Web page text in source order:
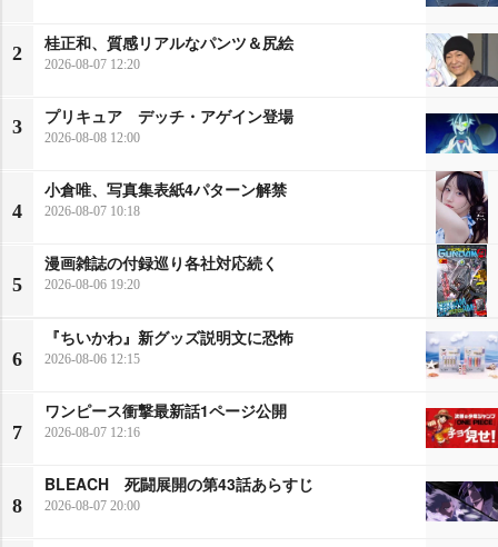
2
桂正和、質感リアルなパンツ＆尻絵
2026-08-07 12:20
3
プリキュア デッチ・アゲイン登場
2026-08-08 12:00
4
小倉唯、写真集表紙4パターン解禁
2026-08-07 10:18
5
漫画雑誌の付録巡り各社対応続く
2026-08-06 19:20
6
『ちいかわ』新グッズ説明文に恐怖
2026-08-06 12:15
7
ワンピース衝撃最新話1ページ公開
2026-08-07 12:16
8
BLEACH 死闘展開の第43話あらすじ
2026-08-07 20:00